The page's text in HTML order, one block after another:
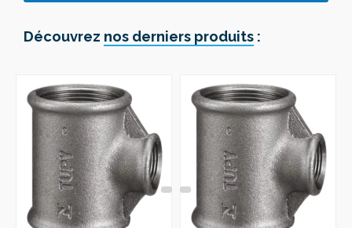
Découvrez nos derniers produits :